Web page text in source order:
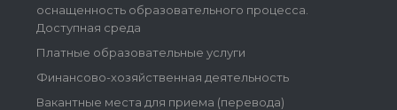
оснащенность образовательного процесса.
Доступная среда
Платные образовательные услуги
Финансово-хозяйственная деятельность
Вакантные места для приема (перевода)